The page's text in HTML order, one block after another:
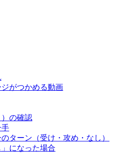
がつかめる動画
）の確認
手
ターン（受け・攻め・なし）
になった場合